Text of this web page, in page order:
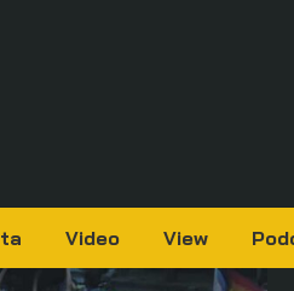
Video View